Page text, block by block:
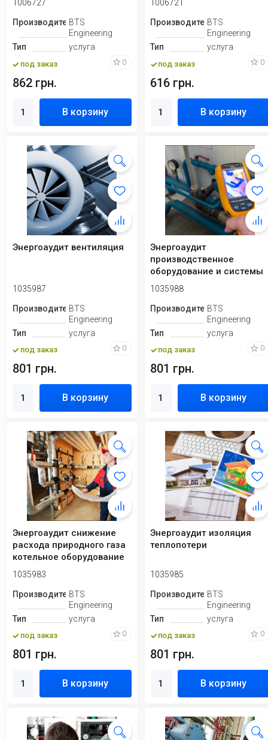
1006727
ПроизводительBTS
Engineering
Тип
услуга
под заказ 0
862 грн.
В корзину
1006721
ПроизводительBTS
Engineering
Тип
услуга
под заказ 0
616 грн.
В корзину
Энергоаудит вентиляция
1035987
ПроизводительBTS
Engineering
Тип
услуга
под заказ 0
801 грн.
В корзину
Энергоаудит
производственное
оборудование и системы
электроснабжения
1035988
ПроизводительBTS
Engineering
Тип
услуга
под заказ 0
801 грн.
В корзину
Энергоаудит снижение
расхода природного газа
котельное оборудование
1035983
ПроизводительBTS
Engineering
Тип
услуга
под заказ 0
801 грн.
В корзину
Энергоаудит изоляция
теплопотери
1035985
ПроизводительBTS
Engineering
Тип
услуга
под заказ 0
801 грн.
В корзину